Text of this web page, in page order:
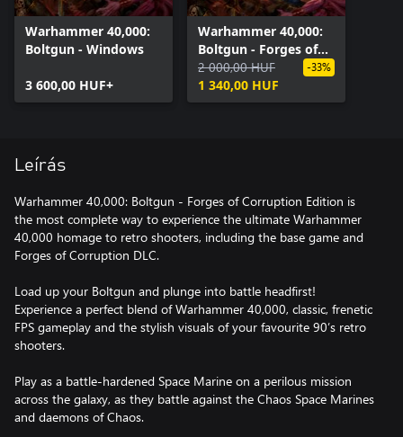
Warhammer 40,000:
Boltgun - Windows
3 600,00 HUF+
Warhammer 40,000:
Boltgun - Forges of
Corruption Expansion
(Windows)
2 000,00 HUF
1 340,00 HUF
-33%
Leírás
Warhammer 40,000: Boltgun - Forges of Corruption Edition is
the most complete way to experience the ultimate Warhammer
40,000 homage to retro shooters, including the base game and
Forges of Corruption DLC.
Load up your Boltgun and plunge into battle headfirst!
Experience a perfect blend of Warhammer 40,000, classic, frenetic
FPS gameplay and the stylish visuals of your favourite 90’s retro
shooters.
Play as a battle-hardened Space Marine on a perilous mission
across the galaxy, as they battle against the Chaos Space Marines
and daemons of Chaos.